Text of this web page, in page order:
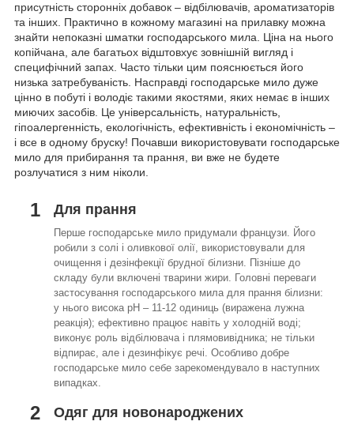
присутність сторонніх добавок – відбілювачів, ароматизаторів
та інших. Практично в кожному магазині на прилавку можна
знайти непоказні шматки господарського мила. Ціна на нього
копійчана, але багатьох відштовхує зовнішній вигляд і
специфічний запах. Часто тільки цим пояснюється його
низька затребуваність. Насправді господарське мило дуже
цінно в побуті і володіє такими якостями, яких немає в інших
миючих засобів. Це універсальність, натуральність,
гіпоалергенність, екологічність, ефективність і економічність –
і все в одному бруску! Почавши використовувати господарське
мило для прибирання та прання, ви вже не будете
розлучатися з ним ніколи.
1 Для прання
Перше господарське мило придумали французи. Його
робили з солі і оливкової олії, використовували для
очищення і дезінфекції брудної білизни. Пізніше до
складу були включені тварини жири. Головні переваги
застосування господарського мила для прання білизни:
у нього висока рН – 11-12 одиниць (виражена лужна
реакція); ефективно працює навіть у холодній воді;
виконує роль відбілювача і плямовивідника; не тільки
відпирає, але і дезинфікує речі. Особливо добре
господарське мило себе зарекомендувало в наступних
випадках.
2 Одяг для новонароджених